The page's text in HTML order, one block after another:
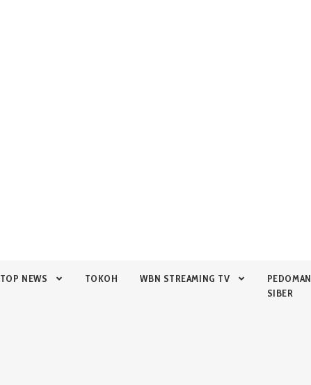
TOP NEWS TOKOH WBN STREAMING TV
PEDOMAN
SIBER